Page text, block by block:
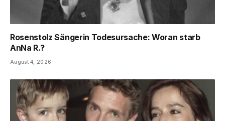
Rosenstolz Sängerin Todesursache: Woran starb
AnNa R.?
August 4, 2026